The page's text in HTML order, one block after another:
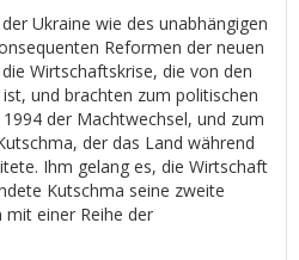
Ukraine wie des unabhängigen
Reformen der neuen
Wirtschaftskrise, die von den
und brachten zum politischen
der Machtwechsel, und zum
der das Land während
Ihm gelang es, die Wirtschaft
Kutschma seine zweite
einer Reihe der